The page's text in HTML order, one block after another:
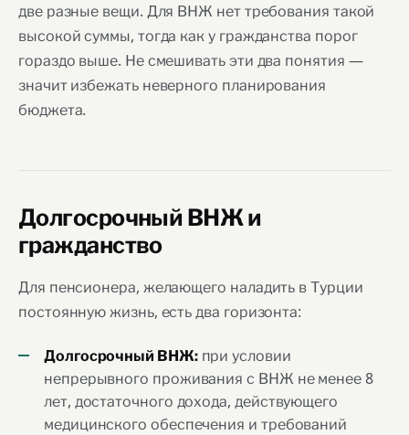
две разные вещи. Для ВНЖ нет требования такой
высокой суммы, тогда как у гражданства порог
гораздо выше. Не смешивать эти два понятия —
значит избежать неверного планирования
бюджета.
Долгосрочный ВНЖ и
гражданство
Для пенсионера, желающего наладить в Турции
постоянную жизнь, есть два горизонта:
Долгосрочный ВНЖ:при условии
непрерывного проживания с ВНЖ не менее 8
лет, достаточного дохода, действующего
медицинского обеспечения и требований